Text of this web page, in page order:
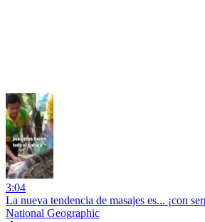
3:04
La nueva tendencia de masajes es... ¡con
National Geographic